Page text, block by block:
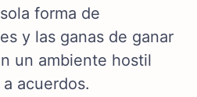
forma de
y las ganas de ganar
un ambiente hostil
acuerdos.